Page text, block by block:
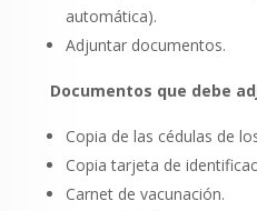
automática).
Adjuntar documentos.
Documentos que debe
Copia de las cédulas de
Copia tarjeta de
Carnet de vacunación.